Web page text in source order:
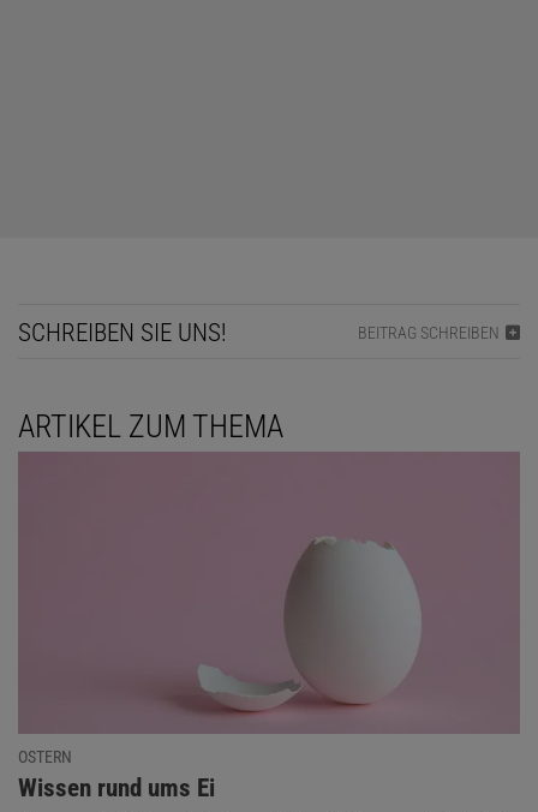
SCHREIBEN SIE UNS! BEITRAG SCHREIBEN
ARTIKEL ZUM THEMA
OSTERN
:
Wissen rund ums Ei